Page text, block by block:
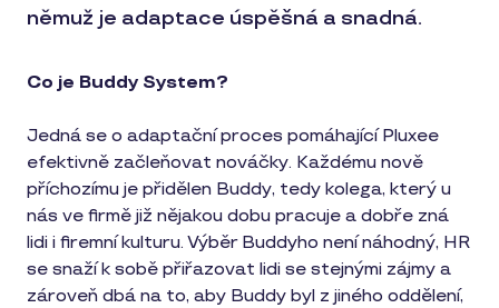
němuž je adaptace úspěšná a snadná.
Co je Buddy System?
Jedná se o adaptační proces pomáhající Pluxee
efektivně začleňovat nováčky. Každému nově
příchozímu je přidělen Buddy, tedy kolega, který u
nás ve firmě již nějakou dobu pracuje a dobře zná
lidi i firemní kulturu. Výběr Buddyho není náhodný, HR
se snaží k sobě přiřazovat lidi se stejnými zájmy a
zároveň dbá na to, aby Buddy byl z jiného oddělení,